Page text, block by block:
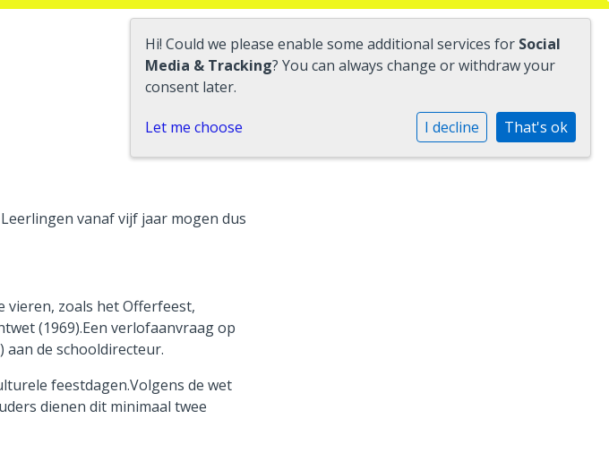
vanaf vijf jaar mogen dus
vieren, zoals het Offerfeest,
(1969).Een verlofaanvraag op
de schooldirecteur.
feestdagen.Volgens de wet
dienen dit minimaal twee
Hi! Could we please enable some additional services for Social
Media & Tracking? You can always change or withdraw your
consent later.
Let me choose I decline That's ok